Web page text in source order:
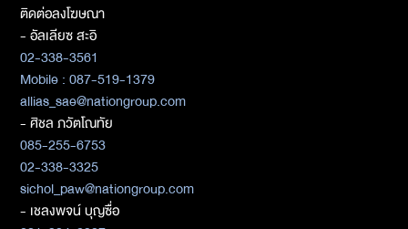
ติดต่อลงโฆษณา
- อัลเลียซ สะอิ
02-338-3561
Mobile : 087-519-1379
allias_sae@nationgroup.com
- ศิชล ภวัตโณทัย
085-255-6753
02-338-3325
sichol_paw@nationgroup.com
- เชลงพจน์ บุญซื่อ